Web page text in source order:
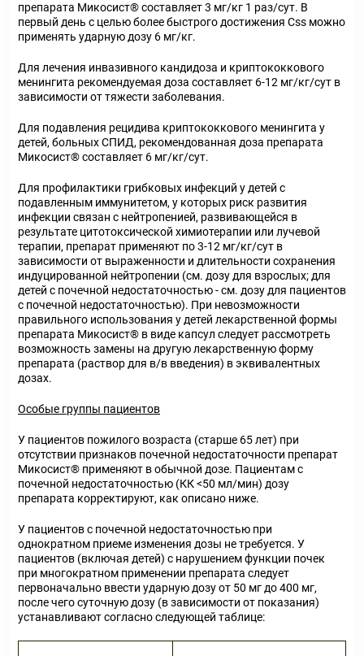
препарата Микосист®составляет 3 мг/кг 1 раз/сут. В
первый день с целью более быстрого достижения Css можно
применять ударную дозу 6 мг/кг.
Для лечения инвазивного кандидоза и криптококкового
менингита рекомендуемая доза составляет 6-12 мг/кг/сут в
зависимости от тяжести заболевания.
Для подавления рецидива криптококкового менингита у
детей, больных СПИД, рекомендованная доза препарата
Микосист®составляет 6 мг/кг/сут.
Для профилактики грибковых инфекций у детей с
подавленным иммунитетом, у которых риск развития
инфекции связан с нейтропенией, развивающейся в
результате цитотоксической химиотерапии или лучевой
терапии, препарат применяют по 3-12 мг/кг/сут в
зависимости от выраженности и длительности сохранения
индуцированной нейтропении (см. дозу для взрослых; для
детей с почечной недостаточностью - см. дозу для пациентов
с почечной недостаточностью). При невозможности
правильного использования у детей лекарственной формы
препарата Микосист® в виде капсул следует рассмотреть
возможность замены на другую лекарственную форму
препарата (раствор для в/в введения) в эквивалентных
дозах.
Особые группы пациентов
У пациентов пожилого возраста (старше 65 лет) при
отсутствии признаков почечной недостаточности препарат
Микосист® применяют в обычной дозе. Пациентам с
почечной недостаточностью (КК <50 мл/мин) дозу
препарата корректируют, как описано ниже.
У пациентов с почечной недостаточностью при
однократном приеме изменения дозы не требуется. У
пациентов (включая детей) с нарушением функции почек
при многократном применении препарата следует
первоначально ввести ударную дозу от 50 мг до 400 мг,
после чего суточную дозу (в зависимости от показания)
устанавливают согласно следующей таблице: